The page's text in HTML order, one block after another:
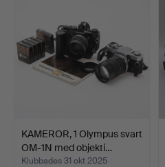
KAMEROR, 1 Olympus svart
OM-1N med objekti…
Klubbades 31 okt 2025